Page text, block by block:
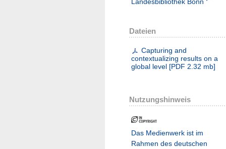
Dateien
Capturing and
contextualizing results on a
global level [PDF 2.32 mb]
Nutzungshinweis
Das Medienwerk ist im
Rahmen des deutschen